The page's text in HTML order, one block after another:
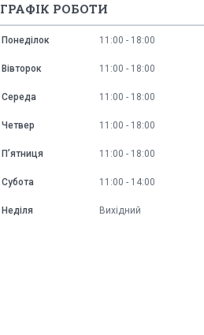
ГРАФІК РОБОТИ
Понеділок 11:00 18:00
Вівторок 11:00 18:00
Середа 11:00 18:00
Четвер 11:00 18:00
Пʼятниця 11:00 18:00
Субота 11:00 14:00
Неділя Вихідний